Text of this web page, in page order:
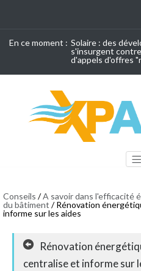
En ce moment : Solaire : des
s'insurgent
d'appels d'offres
Conseils /A savoir dans l'efficacité
du bâtiment / Rénovation
informe sur les aides
Rénovation
centralise et informe sur